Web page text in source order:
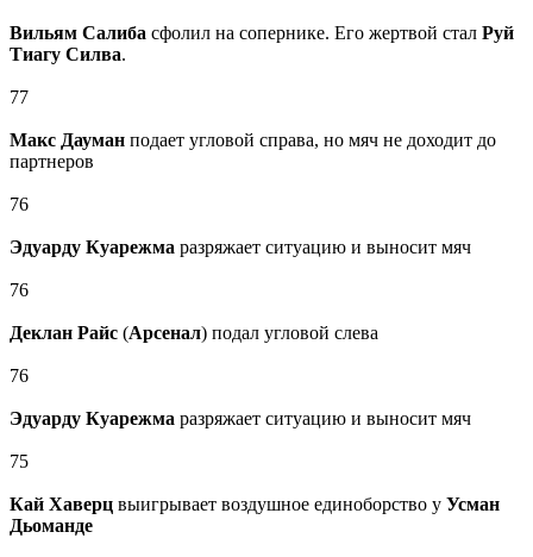
Вильям Салиба сфолил на сопернике. Его жертвой стал Руй
Тиагу Силва.
77
Макс Дауман подает угловой справа, но мяч не доходит до
партнеров
76
Эдуарду Куарежма разряжает ситуацию и выносит мяч
76
Деклан Райс (Арсенал) подал угловой слева
76
Эдуарду Куарежма разряжает ситуацию и выносит мяч
75
Кай Хаверц выигрывает воздушное единоборство у Усман
Дьоманде